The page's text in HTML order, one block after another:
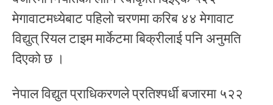
मेगावाटमध्येबाट पहिलो चरणमा करिब ४४ मेगावाट
विद्युत् रियल टाइम मार्केटमा बिक्रीलाई पनि अनुमति
दिएको छ ।
नेपाल विद्युत प्राधिकरणले प्रतिश्पर्धी बजारमा ५२२